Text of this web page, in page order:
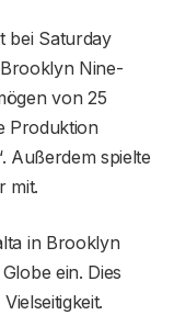
bei Saturday
Nine-
von 25
Produktion
Außerdem spielte
mit.
in Brooklyn
ein. Dies